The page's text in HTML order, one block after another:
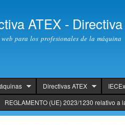
ATEX -
para los profesionales de la máquina
Directivas ATEX
IECEx
REGLAMENTO (UE) 2023/1230 relativo a